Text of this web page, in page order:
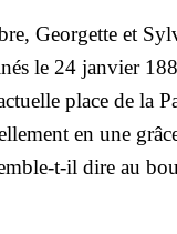
, Geor­gette et
le 24 jan­vier
place de la
en une
t-il dire au